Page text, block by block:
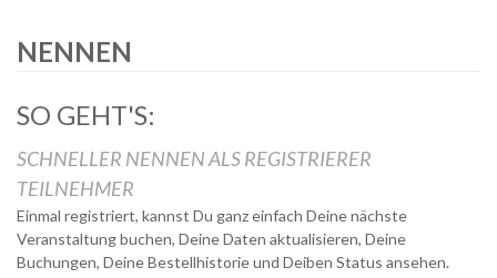
NENNEN
SO GEHT'S:
SCHNELLER NENNEN ALS REGISTRIERER
TEILNEHMER
Einmal registriert, kannst Du ganz einfach Deine nächste
Veranstaltung buchen, Deine Daten aktualisieren, Deine
Buchungen, Deine Bestellhistorie und Deiben Status ansehen.